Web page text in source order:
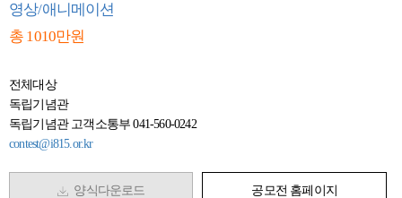
영상/애니메이션
총 1010만원
전체대상
독립기념관
독립기념관 고객소통부 041-560-0242
contest@i815.or.kr
양식다운로드 공모전 홈페이지